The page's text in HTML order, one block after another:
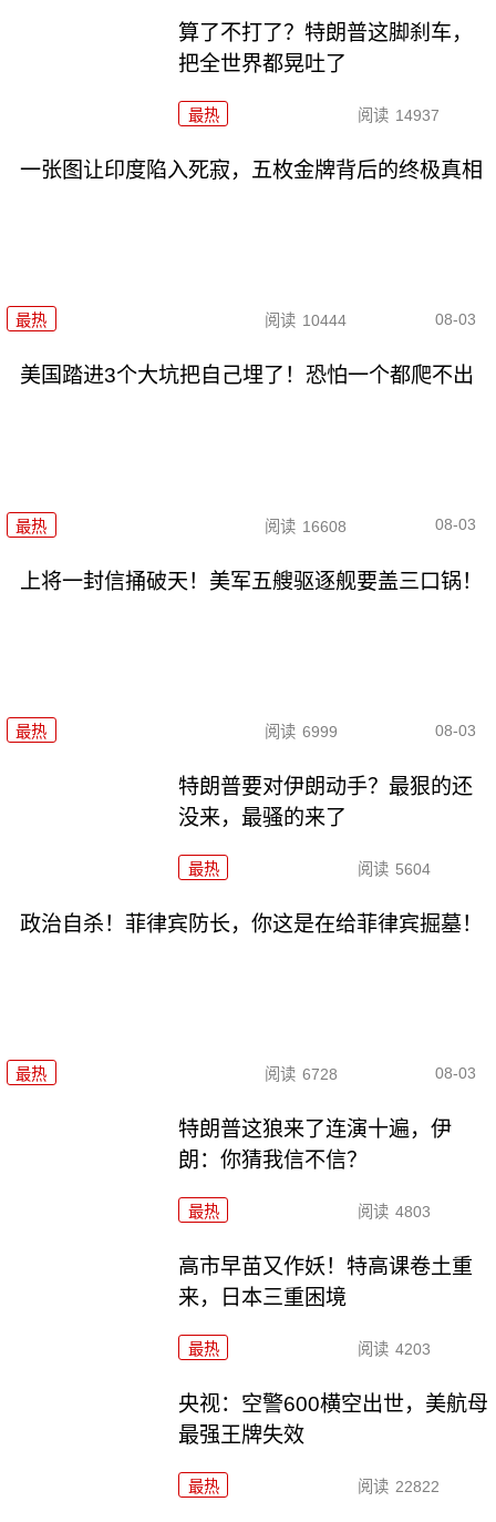
算了不打了？特朗普这脚刹车，
把全世界都晃吐了
最热 阅读 14937
一张图让印度陷入死寂，五枚金牌背后的终极真相
最热 阅读 10444 08-03
美国踏进3个大坑把自己埋了！恐怕一个都爬不出
最热 阅读 16608 08-03
上将一封信捅破天！美军五艘驱逐舰要盖三口锅！
最热 阅读 6999 08-03
特朗普要对伊朗动手？最狠的还
没来，最骚的来了
最热 阅读 5604
政治自杀！菲律宾防长，你这是在给菲律宾掘墓！
最热 阅读 6728 08-03
特朗普这狼来了连演十遍，伊
朗：你猜我信不信？
最热 阅读 4803
高市早苗又作妖！特高课卷土重
来，日本三重困境
最热 阅读 4203
央视：空警600横空出世，美航母
最强王牌失效
最热 阅读 22822